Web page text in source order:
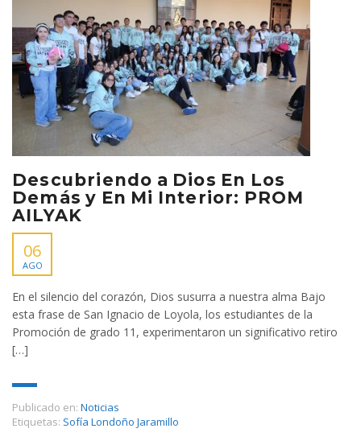
Descubriendo a Dios En Los
Demás y En Mi Interior: PROM
AILYAK
06
AGO
En el silencio del corazón, Dios susurra a nuestra alma Bajo
esta frase de San Ignacio de Loyola, los estudiantes de la
Promoción de grado 11, experimentaron un significativo retiro
[…]
Publicado en: Noticias
Etiquetas: Sofía Londoño Jaramillo